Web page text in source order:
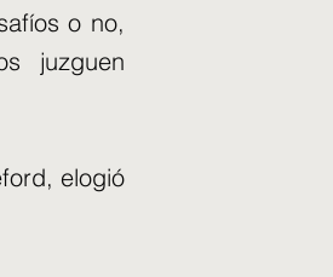
o no,
juzguen
elogió